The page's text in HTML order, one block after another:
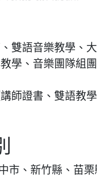
雙語音樂教學、
學、音樂團隊組
師證書、雙語教
市、新竹縣、苗栗